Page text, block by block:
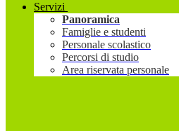
Servizi
Panoramica
Famiglie e studenti
Personale scolastico
Percorsi di studio
Area riservata personale